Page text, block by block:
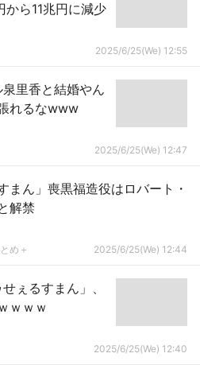
ら11兆円に減少
2025/6/25(We) 12:55
泉里香と結婚やん
れるなwww
2025/6/25(We) 12:47
まん」喪黒福造役はロバート・
解禁
め＋ 2025/6/25(We) 12:44
ぇるすまん」、
ｗｗｗ
2025/6/25(We) 12:40